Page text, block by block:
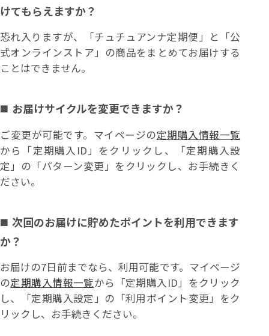
けてもらえますか？
恐れ入りますが、「チュチュアンナ定期便」と「公
式オンラインストア」の商品をまとめてお届けする
ことはできません。
お届けサイクルを変更できますか？
ご変更が可能です。マイページの定期購入情報一覧
から「定期購入ID」をクリックし、「定期購入設
定」の「パターン変更」をクリックし、お手続きく
ださい。
次回のお届けに貯めたポイントを利用できます
か？
お届けの7日前までなら、利用可能です。マイページ
の定期購入情報一覧から「定期購入ID」をクリック
し、「定期購入設定」の「利用ポイント変更」をク
リックし、お手続きください。